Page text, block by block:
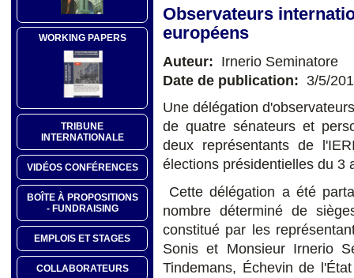
WORKING PAPERS
TRIBUNE
INTERNATIONALE
VIDÉOS CONFÉRENCES
BOÎTE À PROPOSITIONS
- FUNDRAISING
EMPLOIS ET STAGES
COLLABORATEURS
Observateurs
européens
Auteur: Irnerio Seminatore
Date de publication: 3/5/
Une délégation
de quatre sénateurs et
deux représentants de
élections présidentielles du 3
Cette délégation a été
nombre déterminé de
constitué par les
Sonis et Monsieur Irnerio
Tindemans, Échevin de